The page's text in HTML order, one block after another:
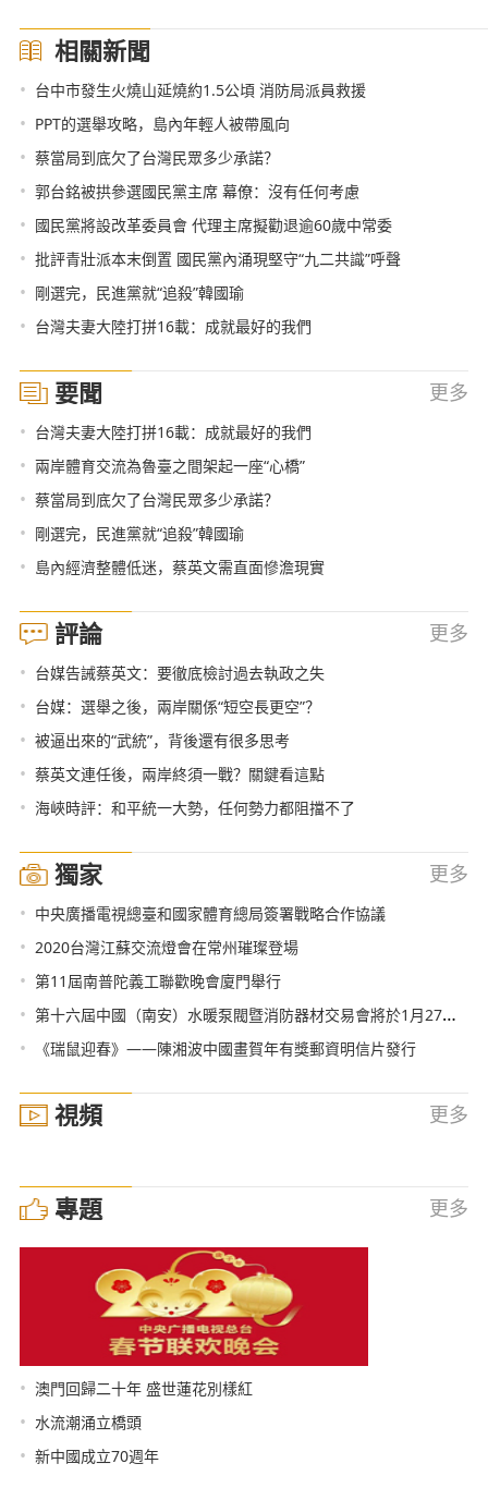
相關新聞
• 台中市發生火燒山延燒約1.5公頃 消防局派員救援
• PPT的選舉攻略，島內年輕人被帶風向
• 蔡當局到底欠了台灣民眾多少承諾？
• 郭台銘被拱參選國民黨主席 幕僚：沒有任何考慮
• 國民黨將設改革委員會 代理主席擬勸退逾60歲中常委
• 批評青壯派本末倒置 國民黨內涌現堅守“九二共識”呼聲
• 剛選完，民進黨就“追殺”韓國瑜
• 台灣夫妻大陸打拼16載：成就最好的我們
要聞 更多
• 台灣夫妻大陸打拼16載：成就最好的我們
• 兩岸體育交流為魯臺之間架起一座“心橋”
• 蔡當局到底欠了台灣民眾多少承諾？
• 剛選完，民進黨就“追殺”韓國瑜
• 島內經濟整體低迷，蔡英文需直面慘澹現實
評論 更多
• 台媒告誡蔡英文：要徹底檢討過去執政之失
• 台媒：選舉之後，兩岸關係“短空長更空”？
• 被逼出來的“武統”，背後還有很多思考
• 蔡英文連任後，兩岸終須一戰？關鍵看這點
• 海峽時評：和平統一大勢，任何勢力都阻擋不了
獨家 更多
• 中央廣播電視總臺和國家體育總局簽署戰略合作協議
• 2020台灣江蘇交流燈會在常州璀璨登場
• 第11屆南普陀義工聯歡晚會廈門舉行
• 第十六屆中國（南安）水暖泵閥暨消防器材交易會將於1月27日-29日舉行
• 《瑞鼠迎春》——陳湘波中國畫賀年有獎郵資明信片發行
視頻 更多
專題 更多
• 澳門回歸二十年 盛世蓮花別樣紅
• 水流潮涌立橋頭
• 新中國成立70週年